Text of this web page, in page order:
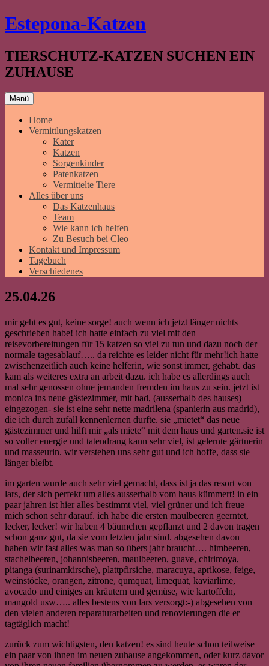
Springe
zum
Estepona-Katzen
TIERSCHUTZ-KATZEN SUCHEN EIN
ZUHAUSE
Menü
Home
Vermittlungskatzen
Kater
Katzen
Sorgenkinder
Patenkatzen
Vermittelte Tiere
Alles über uns
Das Katzenhaus
Team
Wie kann ich helfen
Zu Besuch bei Cleo
Kontakt und Impressum
Tagebuch
Verschiedenes
25.04.26
mir geht es gut, keine sorge! auch wenn ich jetzt länger nichts
geschrieben habe! ich hatte einfach zu viel mit den
reisevorbereitungen für 15 katzen so viel zu tun und dazu noch der
normale tagesablauf….. da reichte es leider nicht für mehr!ich hatte
zwischenzeitlich auch keine helferin, wie sonst immer, gehabt. das
kam als weiteres extra an arbeit dazu. ich habe es allerdings auch
mal sehr genossen ohne jemanden fremden im haus zu sein. jetzt ist
monica ins neue gästezimmer, mit bad, (ausserhalb des hauses)
eingezogen- sie ist eine sehr nette madrilena (spanierin aus madrid),
die ich durch zufall kennenlernen durfte. sie „mietet“ das neue
gästezimmer und hilft mir „als miete“ mit dem haus und garten.sie ist
so voller energie und tatendrang kann sehr viel, ist gelernte gärtnerin
und masseurin. wir verstehen uns sehr gut und ich hoffe, dass sie
länger bleibt.
im garten wurde auch sehr viel gemacht, dass ist ja das resort von
lars, der sich perfekt um alles ausserhalb vom haus kümmert! in ein
paar jahren ist hier alles bestimmt viel, viel grüner und ich freue
mich schon sehr darauf. ich habe die ersten maulbeeren geerntet,
lecker, lecker! wir haben 4 bäumchen gepflanzt und 2 davon tragen
schon ganz gut, da sie vom letzten jahr sind. abgesehen davon
haben wir fast alles was man so übers jahr braucht…. himbeeren,
stachelbeeren, johannisbeeren, maulbeeren, guave, chirimoya,
pitanga (surinamkirsche), plattpfirsiche, maracuya, aprikose, feige,
weinstöcke, orangen, zitrone, qumquat, limequat, kaviarlime,
avocado und einiges an kräutern und gemüse, wie kartoffeln,
mangold usw….. alles bestens von lars versorgt:-) abgesehen von
den vielen anderen reparaturarbeiten und renovierungen die er
tagtäglich macht!
zurück zum wichtigsten, den katzen! es sind heute schon teilweise
ein paar von ihnen im neuen zuhause angekommen, oder kurz davor